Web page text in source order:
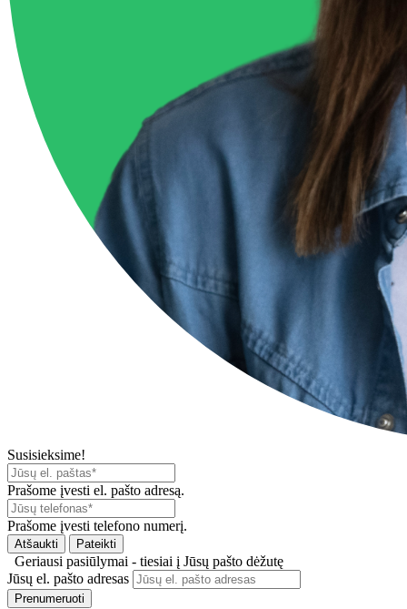
Susisieksime!
Prašome įvesti el. pašto adresą.
Prašome įvesti telefono numerį.
Atšaukti Pateikti
Geriausi pasiūlymai - tiesiai į Jūsų pašto dėžutę
Jūsų el. pašto adresas
Prenumeruoti